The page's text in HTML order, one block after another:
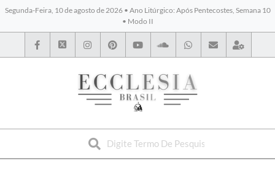
Segunda-Feira, 10 de agosto de 2026 • Ano Litúrgico: Após Pentecostes, Semana 10
• Modo II
BYBLOS